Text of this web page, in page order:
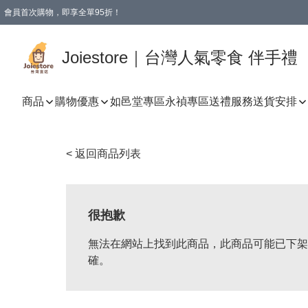
會員首次購物，即享全單95折！
Joiestore｜台灣人氣零食 伴手禮
商品 購物優惠 如邑堂專區永禎專區送禮服務送貨安排
< 返回商品列表
很抱歉
無法在網站上找到此商品，此商品可能已下
確。